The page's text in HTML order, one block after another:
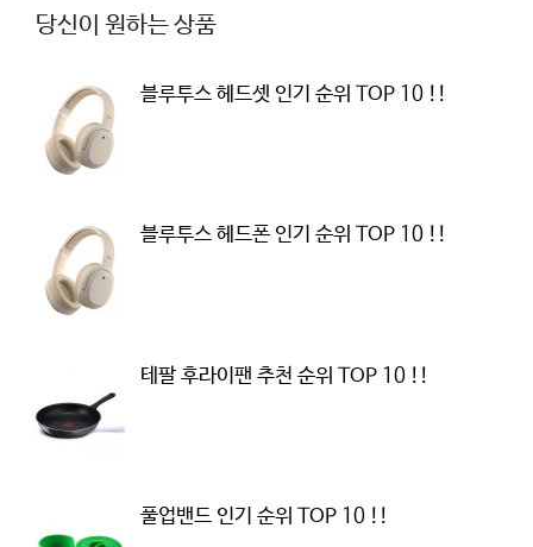
당신이 원하는 상품
블루투스 헤드셋 인기 순위 TOP 10 !!
블루투스 헤드폰 인기 순위 TOP 10 !!
테팔 후라이팬 추천 순위 TOP 10 !!
풀업밴드 인기 순위 TOP 10 !!